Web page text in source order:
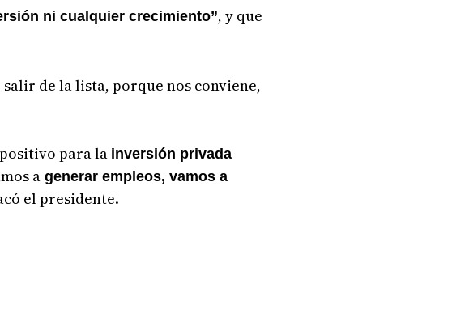
ni cualquier crecimiento”, y que
de la lista, porque nos conviene,
para la inversión privada
a generar empleos, vamos a
el presidente.